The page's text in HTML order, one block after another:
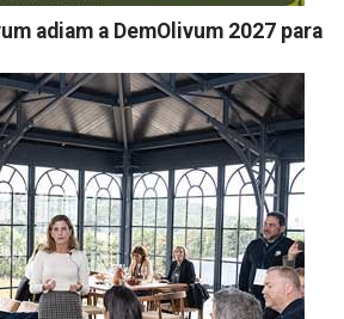
adiam a DemOlivum 2027 para